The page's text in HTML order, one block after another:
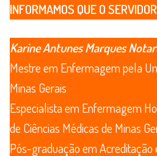
INFORMAMOS QUE O
Karine Antunes Marques
Mestre em Enfermagem pela
Minas Gerais
Especialista em Enfermagem
de Ciências Médicas de Minas
Pós-graduação em Acreditação